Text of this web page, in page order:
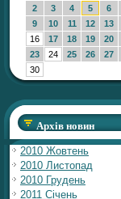
2
3 4 5 6
9
10 11 12 13
16
17 18 19 20
23
24 25 26 27
30
Архів новин
2010 Жовтень
2010 Листопад
2010 Грудень
2011 Січень